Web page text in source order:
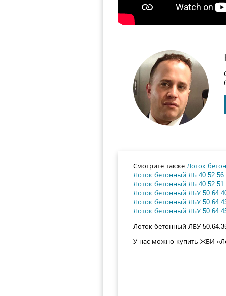
Смотрите также:Лоток
Лоток бетонный ЛБ 40.52.56
Лоток бетонный ЛБ 40.52.51
Лоток бетонный ЛБУ
Лоток бетонный ЛБУ
Лоток бетонный ЛБУ
Лоток бетонный ЛБУ
У нас можно купить ЖБИ